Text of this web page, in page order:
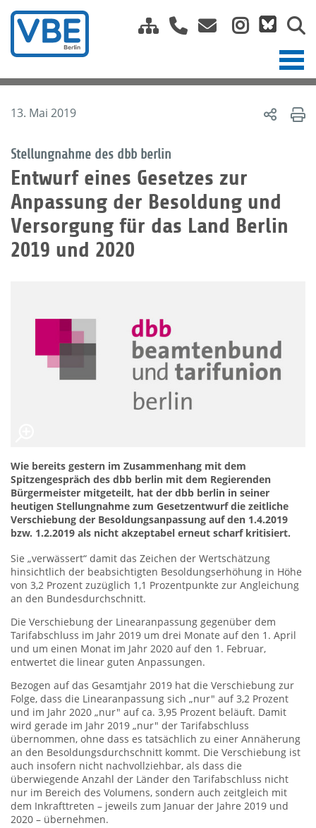
13. Mai 2019
Stellungnahme des dbb berlin
Entwurf eines Gesetzes zur
Anpassung der Besoldung und
Versorgung für das Land Berlin
2019 und 2020
Wie bereits gestern im Zusammenhang mit dem
Spitzengespräch des dbb berlin mit dem Regierenden
Bürgermeister mitgeteilt, hat der dbb berlin in seiner
heutigen Stellungnahme zum Gesetzentwurf die zeitliche
Verschiebung der Besoldungsanpassung auf den 1.4.2019
bzw. 1.2.2019 als nicht akzeptabel erneut scharf kritisiert.
Sie „verwässert“ damit das Zeichen der Wertschätzung
hinsichtlich der beabsichtigten Besoldungserhöhung in Höhe
von 3,2 Prozent zuzüglich 1,1 Prozentpunkte zur Angleichung
an den Bundesdurchschnitt.
Die Verschiebung der Linearanpassung gegenüber dem
Tarifabschluss im Jahr 2019 um drei Monate auf den 1. April
und um einen Monat im Jahr 2020 auf den 1. Februar,
entwertet die linear guten Anpassungen.
Bezogen auf das Gesamtjahr 2019 hat die Verschiebung zur
Folge, dass die Linearanpassung sich „nur" auf 3,2 Prozent
und im Jahr 2020 „nur" auf ca. 3,95 Prozent beläuft. Damit
wird gerade im Jahr 2019 „nur" der Tarifabschluss
übernommen, ohne dass es tatsächlich zu einer Annäherung
an den Besoldungsdurchschnitt kommt. Die Verschiebung ist
auch insofern nicht nachvollziehbar, als dass die
überwiegende Anzahl der Länder den Tarifabschluss nicht
nur im Bereich des Volumens, sondern auch zeitgleich mit
dem Inkrafttreten – jeweils zum Januar der Jahre 2019 und
2020 – übernehmen.